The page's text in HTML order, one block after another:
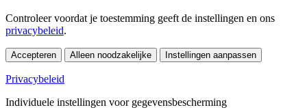
Controleer voordat je toestemming geeft de instellingen en ons
privacybeleid.
Accepteren Alleen noodzakelijke Instellingen aanpassen
Privacybeleid
Individuele instellingen voor gegevensbescherming